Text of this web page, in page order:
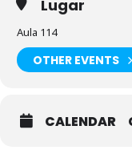
Lugar
Aula 114
OTHER EVENTS
CALENDAR